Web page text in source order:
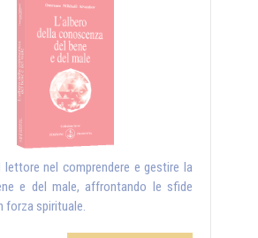
nel comprendere e gestire la
e del male, affrontando le sfide
forza spirituale.